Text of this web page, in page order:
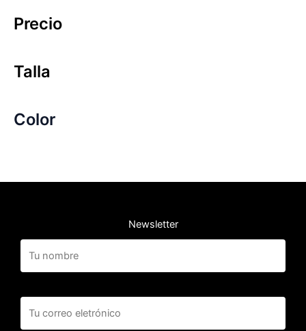
Precio
Talla
Color
Newsletter